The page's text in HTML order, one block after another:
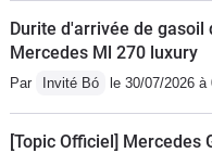
Durite d'arrivée de
Mercedes Ml 270 luxury
Par Invité Bó le 30/07/2026 à
[Topic Officiel] Mercedes